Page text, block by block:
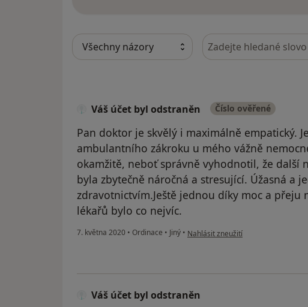
Hledejte v názorech
Váš účet byl odstraněn Číslo ověřené
Pan doktor je skvělý i maximálně empatický.
ambulantního zákroku u mého vážně
okamžitě, neboť správně vyhodnotil, že další
byla zbytečně náročná a stresující. Úžasná a
zdravotnictvím.Ještě jednou díky moc a přeju
lékařů bylo co nejvíc.
7. května 2020 • Ordinace • Jiný • podle názoru uživatele Váš účet byl
Nahlásit zneužití
Váš účet byl odstraněn